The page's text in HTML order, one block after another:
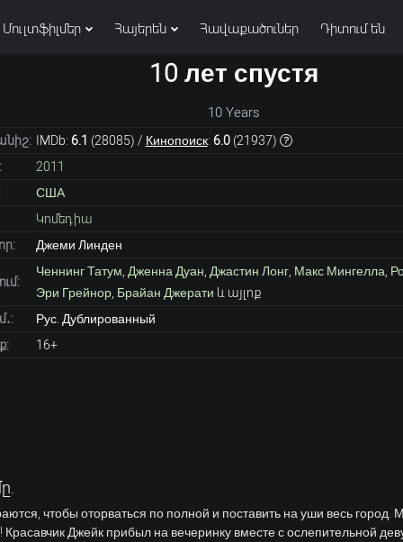
Մուլտֆիլմեր Հայերեն Հավաքածուներ Դիտում են
10 лет спустя
10 Years
IMDb: 6.1 (28085) / Кинопоиск: 6.0(21937)
2011
США
Կոմեդիա
Джеми Линден
Ченнинг Татум Дженна Дуан Джастин Лонг, Макс Мингелла
Эри Грейнор, Брайан Джерати և այլոք
Рус. Дублированный
16+
чтобы оторваться по полной и поставить на уши весь город.
Джейк прибыл на вечеринку вместе с ослепительной